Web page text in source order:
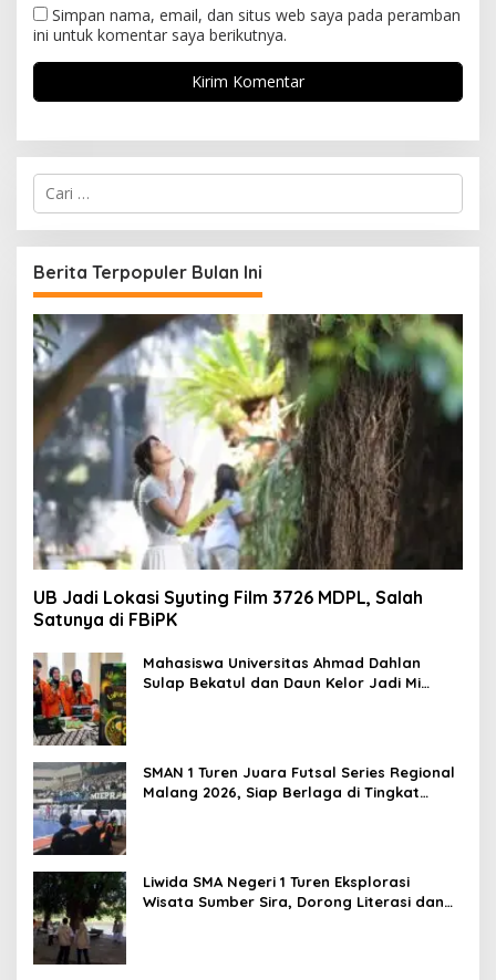
Simpan nama, email, dan situs web saya pada peramban
ini untuk komentar saya berikutnya.
C
i
u
n
t
u
k
:
Berita Terpopuler Bulan Ini
UB Jadi Lokasi Syuting Film 3726 MDPL, Salah
Satunya di FBiPK
Mahasiswa Universitas Ahmad Dahlan
Sulap Bekatul dan Daun Kelor Jadi Mi
SMAN 1 Turen Juara Futsal Series Regional
Malang 2026, Siap Berlaga di Tingkat
Liwida SMA Negeri 1 Turen Eksplorasi
Wisata Sumber Sira, Dorong Literasi dan